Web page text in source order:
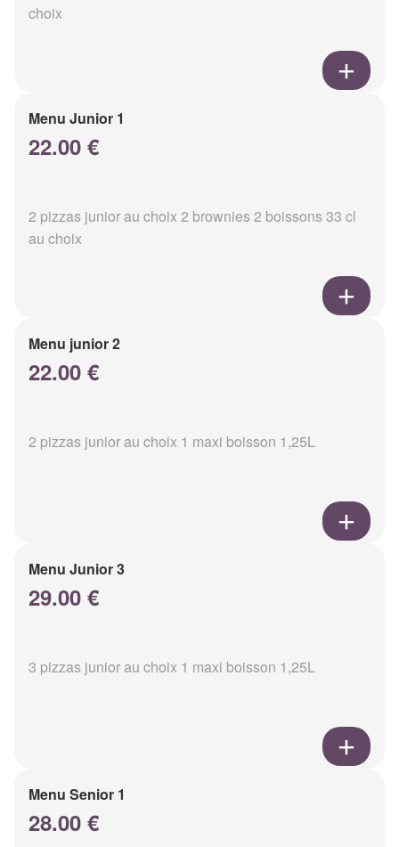
choix
Menu Junior 1
22.00 €
2 pizzas junior au choix 2 brownies 2 boissons 33 cl
au choix
Menu junior 2
22.00 €
2 pizzas junior au choix 1 maxi boisson 1,25L
Menu Junior 3
29.00 €
3 pizzas junior au choix 1 maxi boisson 1,25L
Menu Senior 1
28.00 €